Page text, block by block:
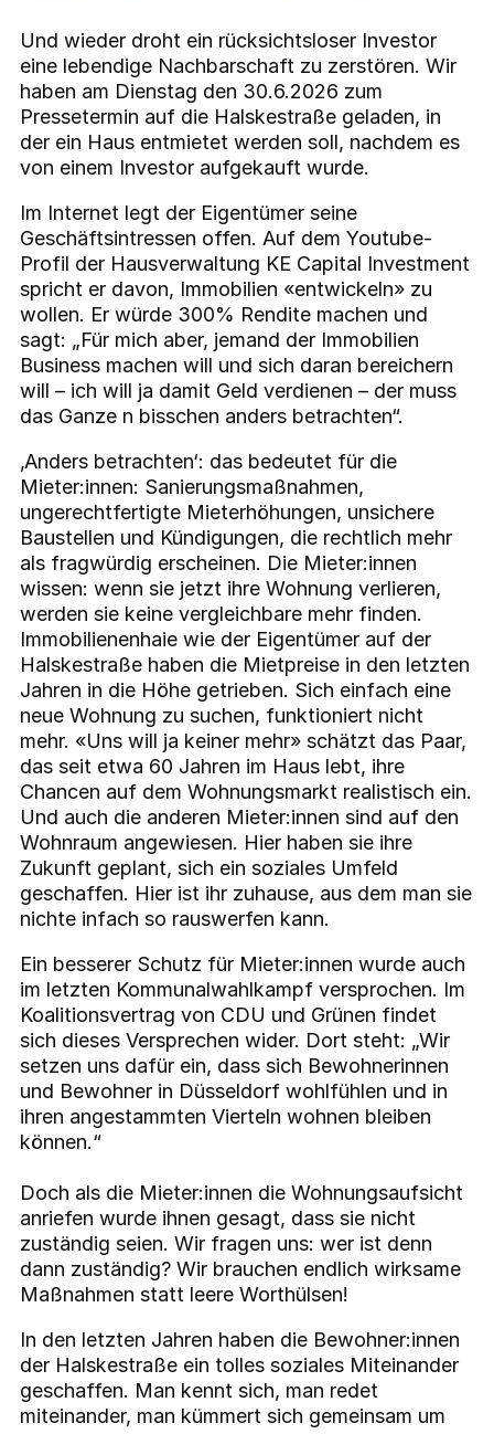
Und wieder droht ein rücksichtsloser Investor
eine lebendige Nachbarschaft zu zerstören. Wir
haben am Dienstag den 30.6.2026 zum
Pressetermin auf die Halskestraße geladen, in
der ein Haus entmietet werden soll, nachdem es
von einem Investor aufgekauft wurde.
Im Internet legt der Eigentümer seine
Geschäftsintressen offen. Auf dem Youtube-
Profil der Hausverwaltung KE Capital Investment
spricht er davon, Immobilien «entwickeln» zu
wollen. Er würde 300% Rendite machen und
sagt: „Für mich aber, jemand der Immobilien
Business machen will und sich daran bereichern
will – ich will ja damit Geld verdienen – der muss
das Ganze n bisschen anders betrachten“.
‚Anders betrachten‘: das bedeutet für die
Mieter:innen: Sanierungsmaßnahmen,
ungerechtfertigte Mieterhöhungen, unsichere
Baustellen und Kündigungen, die rechtlich mehr
als fragwürdig erscheinen. Die Mieter:innen
wissen: wenn sie jetzt ihre Wohnung verlieren,
werden sie keine vergleichbare mehr finden.
Immobilienenhaie wie der Eigentümer auf der
Halskestraße haben die Mietpreise in den letzten
Jahren in die Höhe getrieben. Sich einfach eine
neue Wohnung zu suchen, funktioniert nicht
mehr. «Uns will ja keiner mehr» schätzt das Paar,
das seit etwa 60 Jahren im Haus lebt, ihre
Chancen auf dem Wohnungsmarkt realistisch ein.
Und auch die anderen Mieter:innen sind auf den
Wohnraum angewiesen. Hier haben sie ihre
Zukunft geplant, sich ein soziales Umfeld
geschaffen. Hier ist ihr zuhause, aus dem man sie
nichte infach so rauswerfen kann.
Ein besserer Schutz für Mieter:innen wurde auch
im letzten Kommunalwahlkampf versprochen. Im
Koalitionsvertrag von CDU und Grünen findet
sich dieses Versprechen wider. Dort steht: „Wir
setzen uns dafür ein, dass sich Bewohnerinnen
und Bewohner in Düsseldorf wohlfühlen und in
ihren angestammten Vierteln wohnen bleiben
können.“
Doch als die Mieter:innen die Wohnungsaufsicht
anriefen wurde ihnen gesagt, dass sie nicht
zuständig seien. Wir fragen uns: wer ist denn
dann zuständig? Wir brauchen endlich wirksame
Maßnahmen statt leere Worthülsen!
In den letzten Jahren haben die Bewohner:innen
der Halskestraße ein tolles soziales Miteinander
geschaffen. Man kennt sich, man redet
miteinander, man kümmert sich gemeinsam um